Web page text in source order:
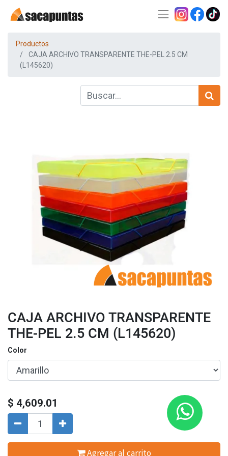
Productos
CAJA ARCHIVO TRANSPARENTE THE-PEL 2.5 CM
(L145620)
CAJA ARCHIVO TRANSPARENTE
THE-PEL 2.5 CM (L145620)
Color
$ 4,609.01
Agregar al carrito